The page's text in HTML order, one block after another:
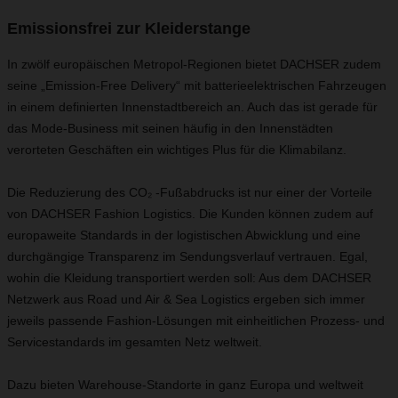
Emissionsfrei zur Kleiderstange
In zwölf europäischen Metropol-Regionen bietet DACHSER zudem
seine „Emission-Free Delivery“ mit batterieelektrischen Fahrzeugen
in einem definierten Innenstadtbereich an. Auch das ist gerade für
das Mode-Business mit seinen häufig in den Innenstädten
verorteten Geschäften ein wichtiges Plus für die Klimabilanz.
Die Reduzierung des CO₂ -Fußabdrucks ist nur einer der Vorteile
von DACHSER Fashion Logistics. Die Kunden können zudem auf
europaweite Standards in der logistischen Abwicklung und eine
durchgängige Transparenz im Sendungsverlauf vertrauen. Egal,
wohin die Kleidung transportiert werden soll: Aus dem DACHSER
Netzwerk aus Road und Air & Sea Logistics ergeben sich immer
jeweils passende Fashion-Lösungen mit einheitlichen Prozess- und
Servicestandards im gesamten Netz weltweit.
Dazu bieten Warehouse-Standorte in ganz Europa und weltweit